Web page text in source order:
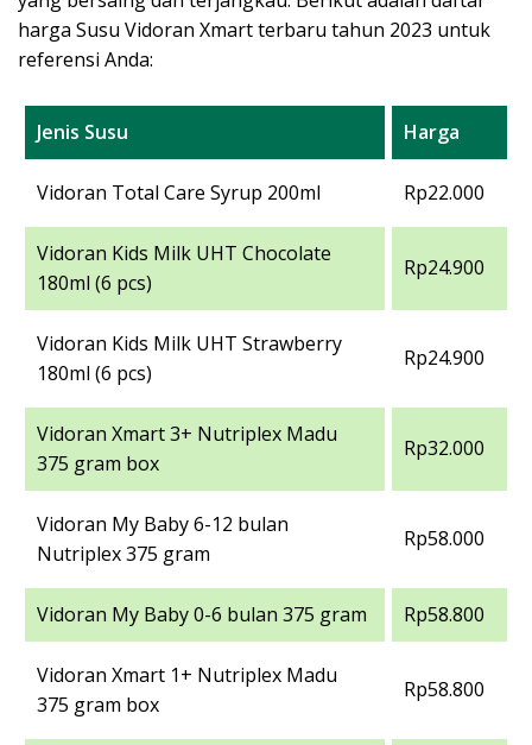
harga Susu Vidoran Xmart terbaru tahun 2023 untuk
referensi Anda:
Jenis Susu Harga
Vidoran Total Care Syrup 200ml Rp22.000
Vidoran Kids Milk UHT Chocolate
180ml (6 pcs)
Rp24.900
Vidoran Kids Milk UHT Strawberry
180ml (6 pcs)
Rp24.900
Vidoran Xmart 3+ Nutriplex Madu
375 gram box
Rp32.000
Vidoran My Baby 6-12 bulan
Nutriplex 375 gram
Rp58.000
Vidoran My Baby 0-6 bulan 375 gram Rp58.800
Vidoran Xmart 1+ Nutriplex Madu
375 gram box
Rp58.800